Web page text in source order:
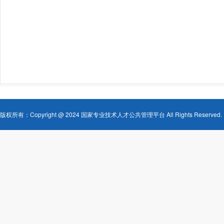
版权所有：Copyright @ 2024 国家专业技术人才公共管理平台 All Rights Reserved.